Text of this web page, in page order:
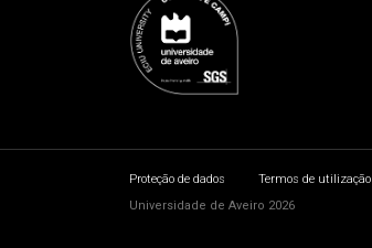
Proteção de dados Termos de utilização
Universidade de Aveiro 2026